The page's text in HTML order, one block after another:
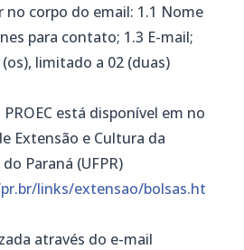
corpo do email: 1.1 Nome
para contato; 1.3 E-mail;
limitado a 02 (duas)
está disponível em no
Extensão e Cultura da
Paraná (UFPR)
links/extensao/bolsas.ht
através do e-mail